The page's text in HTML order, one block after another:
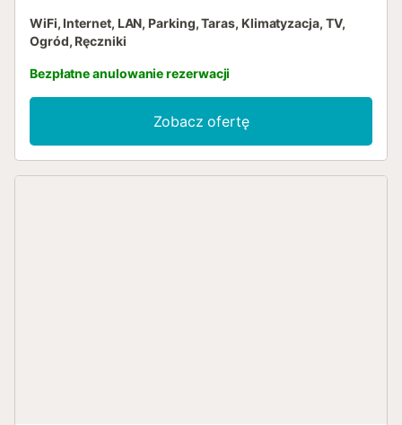
WiFi, Internet, LAN, Parking, Taras, Klimatyzacja, TV,
Ogród, Ręczniki
Bezpłatne anulowanie rezerwacji
Zobacz ofertę